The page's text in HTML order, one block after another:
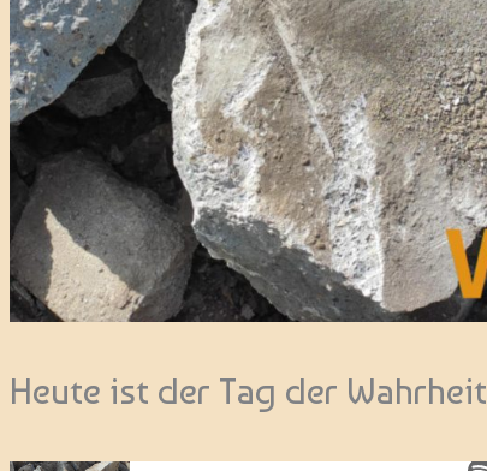
Heute ist der Tag der Wahrheit